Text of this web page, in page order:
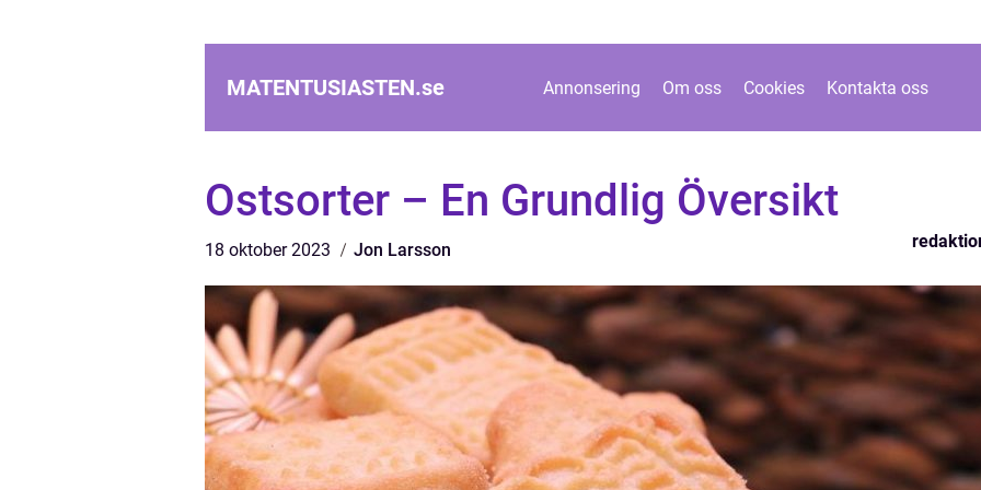
MATENTUSIASTEN.se Annonsering Om oss Cookies Kontakta oss
Ostsorter – En Grundlig Översikt
18 oktober 2023 Jon Larsson